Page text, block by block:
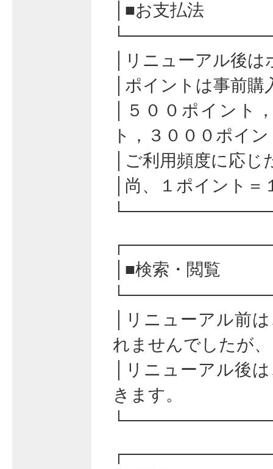
│■お支払法
│リニューアル後
│ポイントは事前
│５００ポイント
ト，３０００ポイ
│ご利用頻度に応
│尚、１ポイント
│■検索・閲覧
│リニューアル前
れませんでしたが、
│リニューアル後
きます。